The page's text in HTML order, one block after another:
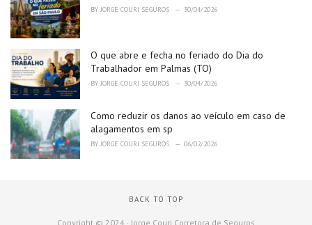
BY JORGE COURI SEGUROS 30/04/2026
O que abre e fecha no feriado do Dia do
Trabalhador em Palmas (TO)
BY JORGE COURI SEGUROS 30/04/2026
Como reduzir os danos ao veículo em caso de
alagamentos em sp
BY JORGE COURI SEGUROS 06/02/2026
BACK TO TOP
Copyright © 2024 · Jorge Couri Corretora de Seguros